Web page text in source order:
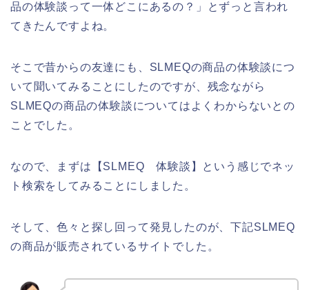
品の体験談って一体どこにあるの？」とずっと言われ
てきたんですよね。
そこで昔からの友達にも、SLMEQの商品の体験談につ
いて聞いてみることにしたのですが、残念ながら
SLMEQの商品の体験談についてはよくわからないとの
ことでした。
なので、まずは【SLMEQ 体験談】という感じでネッ
ト検索をしてみることにしました。
そして、色々と探し回って発見したのが、下記SLMEQ
の商品が販売されているサイトでした。